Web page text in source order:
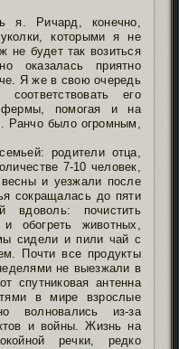
я. Ричард, конечно,
которыми я не
не будет так возиться
приятно
Я же в свою очередь
его
помогая и на
Ранчо было огромным,
родители отца,
7-10 человек,
и уезжали после
сокращалась до пяти
вдоволь: почистить
обогреть животных,
сидели и пили чай с
Почти все продукты
не выезжали в
спутниковая антенна
в мире взрослые
волновались из-за
и войны. Жизнь на
речки, редко